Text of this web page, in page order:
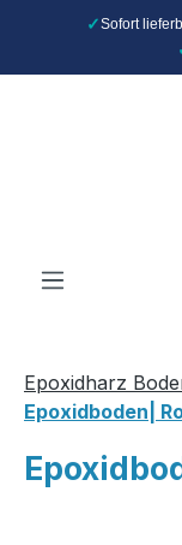
Sofort
Epoxidharz
Epoxidboden|